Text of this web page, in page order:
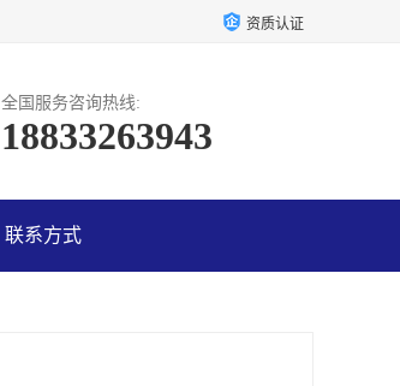
资质认证
全国服务咨询热线:
18833263943
联系方式